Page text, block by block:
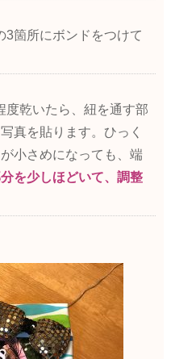
3箇所にボンドをつけて
度乾いたら、紐を通す部
真を貼ります。ひっく
小さめになっても、端
を少しほどいて、調整